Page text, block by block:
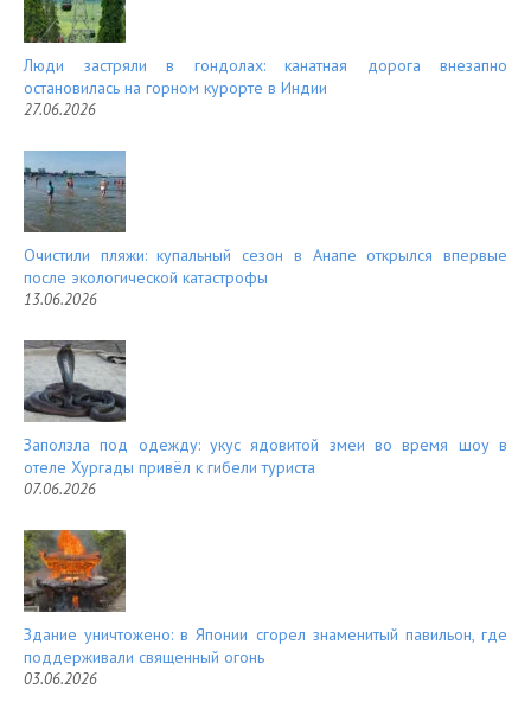
Люди застряли в гондолах: канатная дорога внезапно
остановилась на горном курорте в Индии
27.06.2026
Очистили пляжи: купальный сезон в Анапе открылся впервые
после экологической катастрофы
13.06.2026
Заползла под одежду: укус ядовитой змеи во время шоу в
отеле Хургады привёл к гибели туриста
07.06.2026
Здание уничтожено: в Японии сгорел знаменитый павильон, где
поддерживали священный огонь
03.06.2026